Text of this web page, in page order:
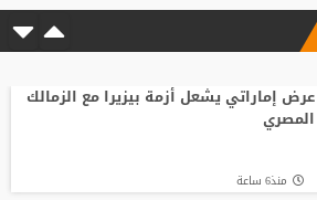
عرض إماراتي يشعل أزمة بيزيرا مع الزمالك
المصري
منذ6 ساعة